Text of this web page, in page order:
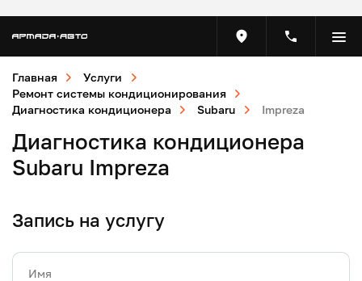
Главная
Услуги
Ремонт системы кондиционирования
Диагностика кондиционера
Subaru Impreza
Диагностика кондиционера
Subaru Impreza
Запись на услугу
Имя